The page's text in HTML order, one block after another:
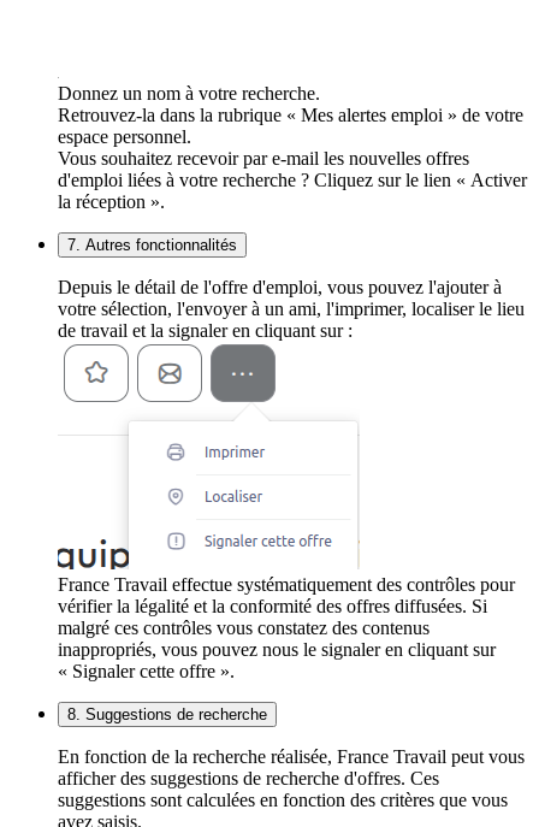
Donnez un nom à votre recherche.
Retrouvez-la dans la rubrique « Mes alertes emploi » de votre
espace personnel.
Vous souhaitez recevoir par e-mail les nouvelles offres
d'emploi liées à votre recherche ? Cliquez sur le lien « Activer
la réception ».
7. Autres fonctionnalités
Depuis le détail de l'offre d'emploi, vous pouvez l'ajouter à
votre sélection, l'envoyer à un ami, l'imprimer, localiser le lieu
de travail et la signaler en cliquant sur :
France Travail effectue systématiquement des contrôles pour
vérifier la légalité et la conformité des offres diffusées. Si
malgré ces contrôles vous constatez des contenus
inappropriés, vous pouvez nous le signaler en cliquant sur
« Signaler cette offre ».
8. Suggestions de recherche
En fonction de la recherche réalisée, France Travail peut vous
afficher des suggestions de recherche d'offres. Ces
suggestions sont calculées en fonction des critères que vous
avez saisis.